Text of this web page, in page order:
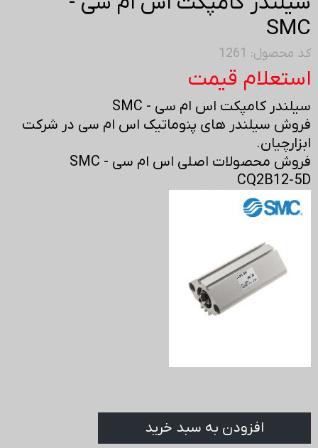
SMC
کد محصول: 1261
استعلام قیمت
سیلندر کامپکت اس ام سی - SMC
فروش سیلندر های پنوماتیک اس ام سی در شرکت
ابزارچیان.
فروش محصولات اصلی اس ام سی - SMC
CQ2B12-5D
افزودن به سبد خرید